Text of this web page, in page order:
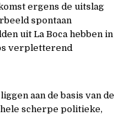
ergens de uitslag
spontaan
uit La Boca hebben in
verpletterend
aan de basis van de
scherpe politieke,